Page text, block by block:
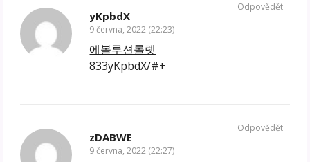
yKpbdX
9 června, 2022 (22:23)
에볼루션롤렛
833yKpbdX/#+
Odpovědět
zDABWE
9 června, 2022 (22:27)
Odpovědět